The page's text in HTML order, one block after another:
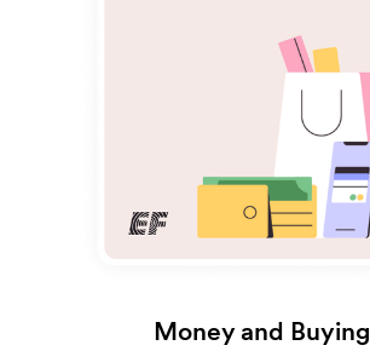
Money and Buying